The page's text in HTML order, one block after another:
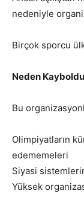
nedeniyle
Birçok sporcu
Neden
Bu
Olimpiyatların
edememeleri
Siyasi
Yüksek